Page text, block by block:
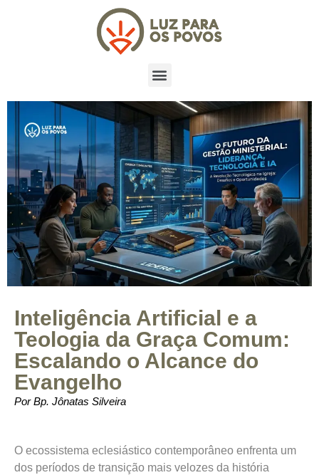
Inteligência Artificial e a
Teologia da Graça Comum:
Escalando o Alcance do
Evangelho
Por Bp. Jônatas Silveira
O ecossistema eclesiástico contemporâneo enfrenta um
dos períodos de transição mais velozes da história